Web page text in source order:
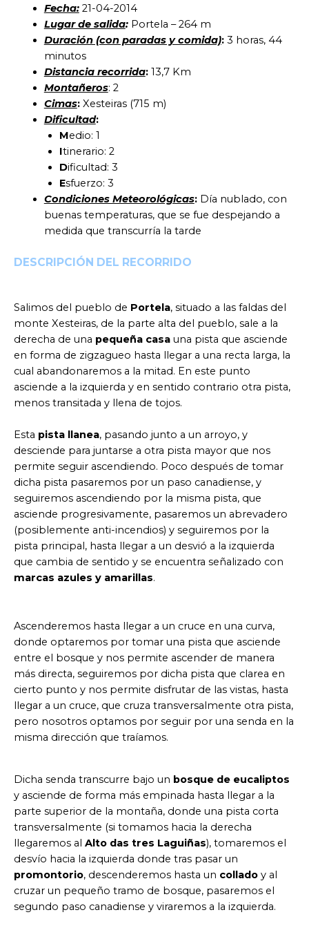
Fecha: 21-04-2014
Lugar de salida:Portela – 264 m
Duración (con paradas y comida):3 horas, 44
minutos
Distancia recorrida:13,7 Km
Montañeros: 2
Cimas:Xesteiras (715 m)
Dificultad:
Medio: 1
Itinerario: 2
Dificultad: 3
Esfuerzo: 3
Condiciones Meteorológicas:Día nublado, con
buenas temperaturas, que se fue despejando a
medida que transcurría la tarde
DESCRIPCIÓN DEL RECORRIDO
Salimos del pueblo de Portela, situado a las faldas del
monte Xesteiras, de la parte alta del pueblo, sale a la
derecha de una pequeña casa una pista que asciende
en forma de zigzagueo hasta llegar a una recta larga, la
cual abandonaremos a la mitad. En este punto
asciende a la izquierda y en sentido contrario otra pista,
menos transitada y llena de tojos.
Esta pista llanea, pasando junto a un arroyo, y
desciende para juntarse a otra pista mayor que nos
permite seguir ascendiendo. Poco después de tomar
dicha pista pasaremos por un paso canadiense, y
seguiremos ascendiendo por la misma pista, que
asciende progresivamente, pasaremos un abrevadero
(posiblemente anti-incendios) y seguiremos por la
pista principal, hasta llegar a un desvió a la izquierda
que cambia de sentido y se encuentra señalizado con
marcas azules y amarillas.
Ascenderemos hasta llegar a un cruce en una curva,
donde optaremos por tomar una pista que asciende
entre el bosque y nos permite ascender de manera
más directa, seguiremos por dicha pista que clarea en
cierto punto y nos permite disfrutar de las vistas, hasta
llegar a un cruce, que cruza transversalmente otra pista,
pero nosotros optamos por seguir por una senda en la
misma dirección que traíamos.
Dicha senda transcurre bajo un bosque de eucaliptos
y asciende de forma más empinada hasta llegar a la
parte superior de la montaña, donde una pista corta
transversalmente (si tomamos hacia la derecha
llegaremos al Alto das tres Laguiñas), tomaremos el
desvío hacia la izquierda donde tras pasar un
promontorio, descenderemos hasta un collado y al
cruzar un pequeño tramo de bosque, pasaremos el
segundo paso canadiense y viraremos a la izquierda.